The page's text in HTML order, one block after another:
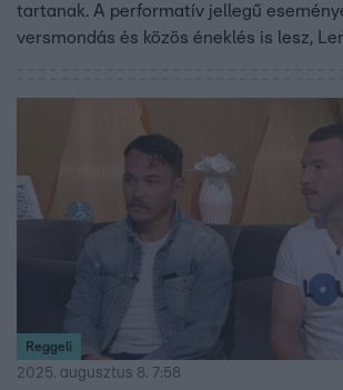
tartanak. A performatív jellegű
versmondás és közös éneklés is lesz,
kezdeményezésükkel a döntéshozókra
gyakorolnak.
Reggeli
2025. augusztus 8. 7:58